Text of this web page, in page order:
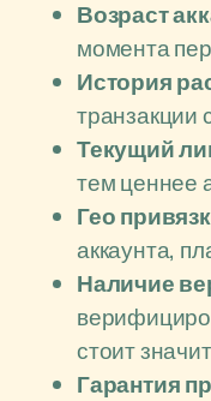
Возраст
момента
История
транзакции
Текущий
тем ценнее
Гео
аккаунта,
Наличие
стоит
Гарантия